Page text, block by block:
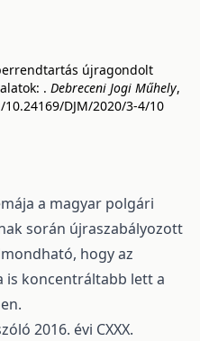
újragondolt
. Debreceni Jogi Műhely,
DJM/2020/3-4/10
a magyar polgári
során újraszabályozott
hogy az
is koncentráltabb lett a
2016. évi CXXX.